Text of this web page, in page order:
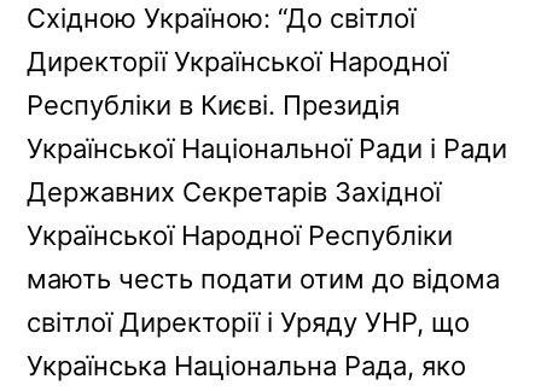
Східною Україною: “До світлої
Директорії Української Народної
Республіки в Києві. Президія
Української Національної Ради і Ради
Державних Секретарів Західної
Української Народної Республіки
мають честь подати отим до відома
світлої Директорії і Уряду УНР, що
Українська Національна Рада, яко